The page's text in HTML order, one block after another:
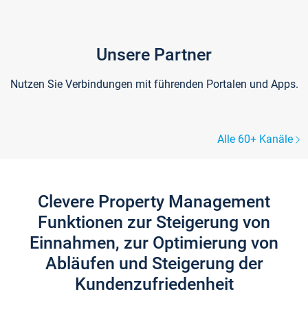
Unsere Partner
Nutzen Sie Verbindungen mit führenden Portalen und Apps.
Alle 60+ Kanäle
Clevere Property Management
Funktionen zur Steigerung von
Einnahmen, zur Optimierung von
Abläufen und Steigerung der
Kundenzufriedenheit